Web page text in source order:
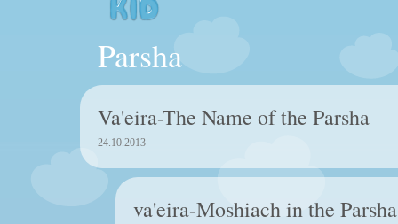
Parsha
Va'eira-The Name of the Parsha
24.10.2013
va'eira-Moshiach in the